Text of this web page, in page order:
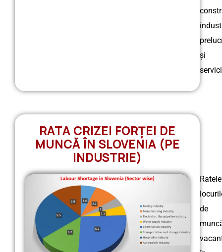
și
RATA CRIZEI FORȚEI DE
MUNCĂ ÎN SLOVENIA (PE
INDUSTRIE)
Ratele
de